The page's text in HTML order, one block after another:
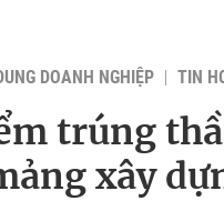
DOANH NGHIỆP TIN
trúng
xây